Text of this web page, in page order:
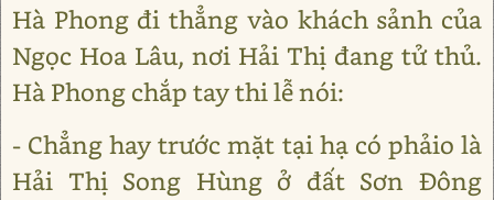
Hà Phong đi thẳng vào khách sảnh của
Ngọc Hoa Lâu, nơi Hải Thị đang tử thủ.
Hà Phong chắp tay thi lễ nói:
- Chẳng hay trước mặt tại hạ có phảio là
Hải Thị Song Hùng ở đất Sơn Đông